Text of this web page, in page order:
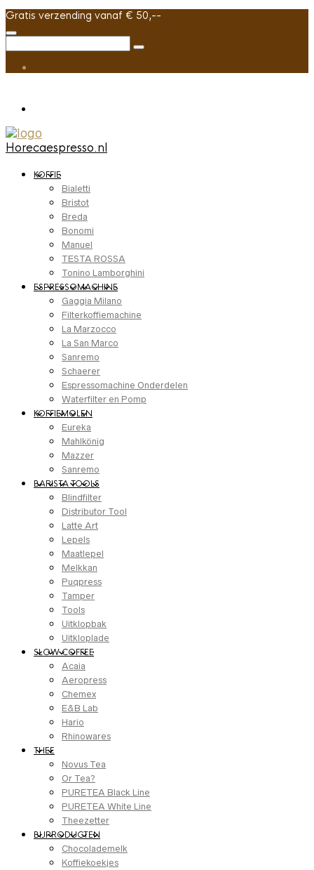
Gratis verzending vanaf € 50,--
Horecaespresso.nl
KOFFIE
Bialetti
Bristot
Breda
Bonomi
Manuel
TESTA ROSSA
Tonino Lamborghini
ESPRESSOMACHINE
Gaggia Milano
Filterkoffiemachine
La Marzocco
La San Marco
Sanremo
Schaerer
Espressomachine Onderdelen
Waterfilter en Pomp
KOFFIEMOLEN
Eureka
Mahlkönig
Mazzer
Sanremo
BARISTA TOOLS
Blindfilter
Distributor Tool
Latte Art
Lepels
Maatlepel
Melkkan
Puqpress
Tamper
Tools
Uitklopbak
Uitkloplade
SLOW COFFEE
Acaia
Aeropress
Chemex
E&B Lab
Hario
Rhinowares
THEE
Novus Tea
Or Tea?
PURETEA Black Line
PURETEA White Line
Theezetter
BIJPRODUCTEN
Chocolademelk
Koffiekoekjes